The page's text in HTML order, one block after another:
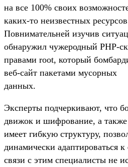
на все 100% своих
каких-то неизвестных
Повнимательней изучив
обнаружил чужеродный PHP-
правами root, который
веб-сайт пакетами мусорных
данных.
Эксперты подчеркивают, что
движок и шифрование, а также
имеет гибкую структуру,
динамически адаптироваться
связи с этим специалисты не